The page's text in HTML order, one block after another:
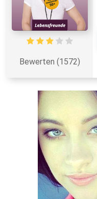
Bewerten (1572)